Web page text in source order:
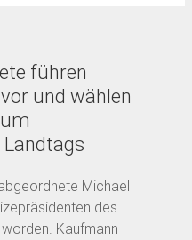
führen
und wählen
Michael
des
Kaufmann